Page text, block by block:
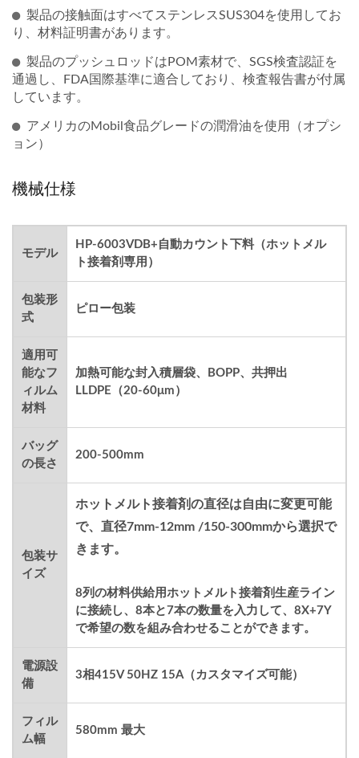
製品の接触面はすべてステンレスSUS304を使用してお
り、材料証明書があります。
製品のプッシュロッドはPOM素材で、SGS検査認証を
通過し、FDA国際基準に適合しており、検査報告書が付属
しています。
アメリカのMobil食品グレードの潤滑油を使用（オプシ
ョン）
機械仕様
モデル
HP-6003VDB+自動カウント下料（ホットメル
ト接着剤専用）
包装形
式
ピロー包装
適用可
能なフ
ィルム
材料
加熱可能な封入積層袋、BOPP、共押出
LLDPE（20-60μm）
バッグ
の長さ
200-500mm
包装サ
イズ
ホットメルト接着剤の直径は自由に変更可能
で、直径7mm-12mm /150-300mmから選択で
きます。
8列の材料供給用ホットメルト接着剤生産ライン
に接続し、8本と7本の数量を入力して、8X+7Y
で希望の数を組み合わせることができます。
電源設
備
3相415V 50HZ 15A（カスタマイズ可能）
フィル
ム幅
580mm 最大